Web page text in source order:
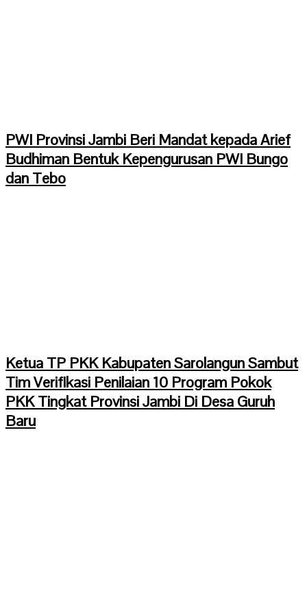
PWI Provinsi Jambi Beri Mandat kepada Arief
Budhiman Bentuk Kepengurusan PWI Bungo
dan Tebo
Ketua TP PKK Kabupaten Sarolangun Sambut
Tim Verifikasi Penilaian 10 Program Pokok
PKK Tingkat Provinsi Jambi Di Desa Guruh
Baru